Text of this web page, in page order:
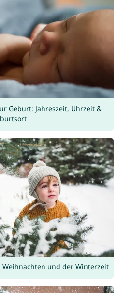
Geburt: Jahreszeit, Uhrzeit &
und der Winterzeit